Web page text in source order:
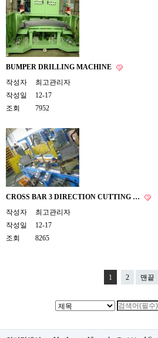
BUMPER DRILLING MACHINE
작성자
최고관리자
작성일
12-17
조회
7952
CROSS BAR 3 DIRECTION CUTTING …
작성자
최고관리자
작성일
12-17
조회
8265
1 2 맨끝